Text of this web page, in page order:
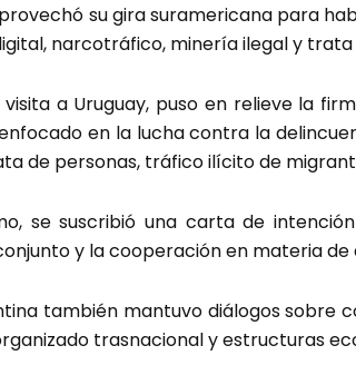
su gira suramericana para
narcotráfico, minería ilegal y trata
a Uruguay, puso en relieve la
en la lucha contra la
de personas, tráfico ilícito de
se suscribió una carta de
y la cooperación en materia de
también mantuvo diálogos sobre
trasnacional y estructuras